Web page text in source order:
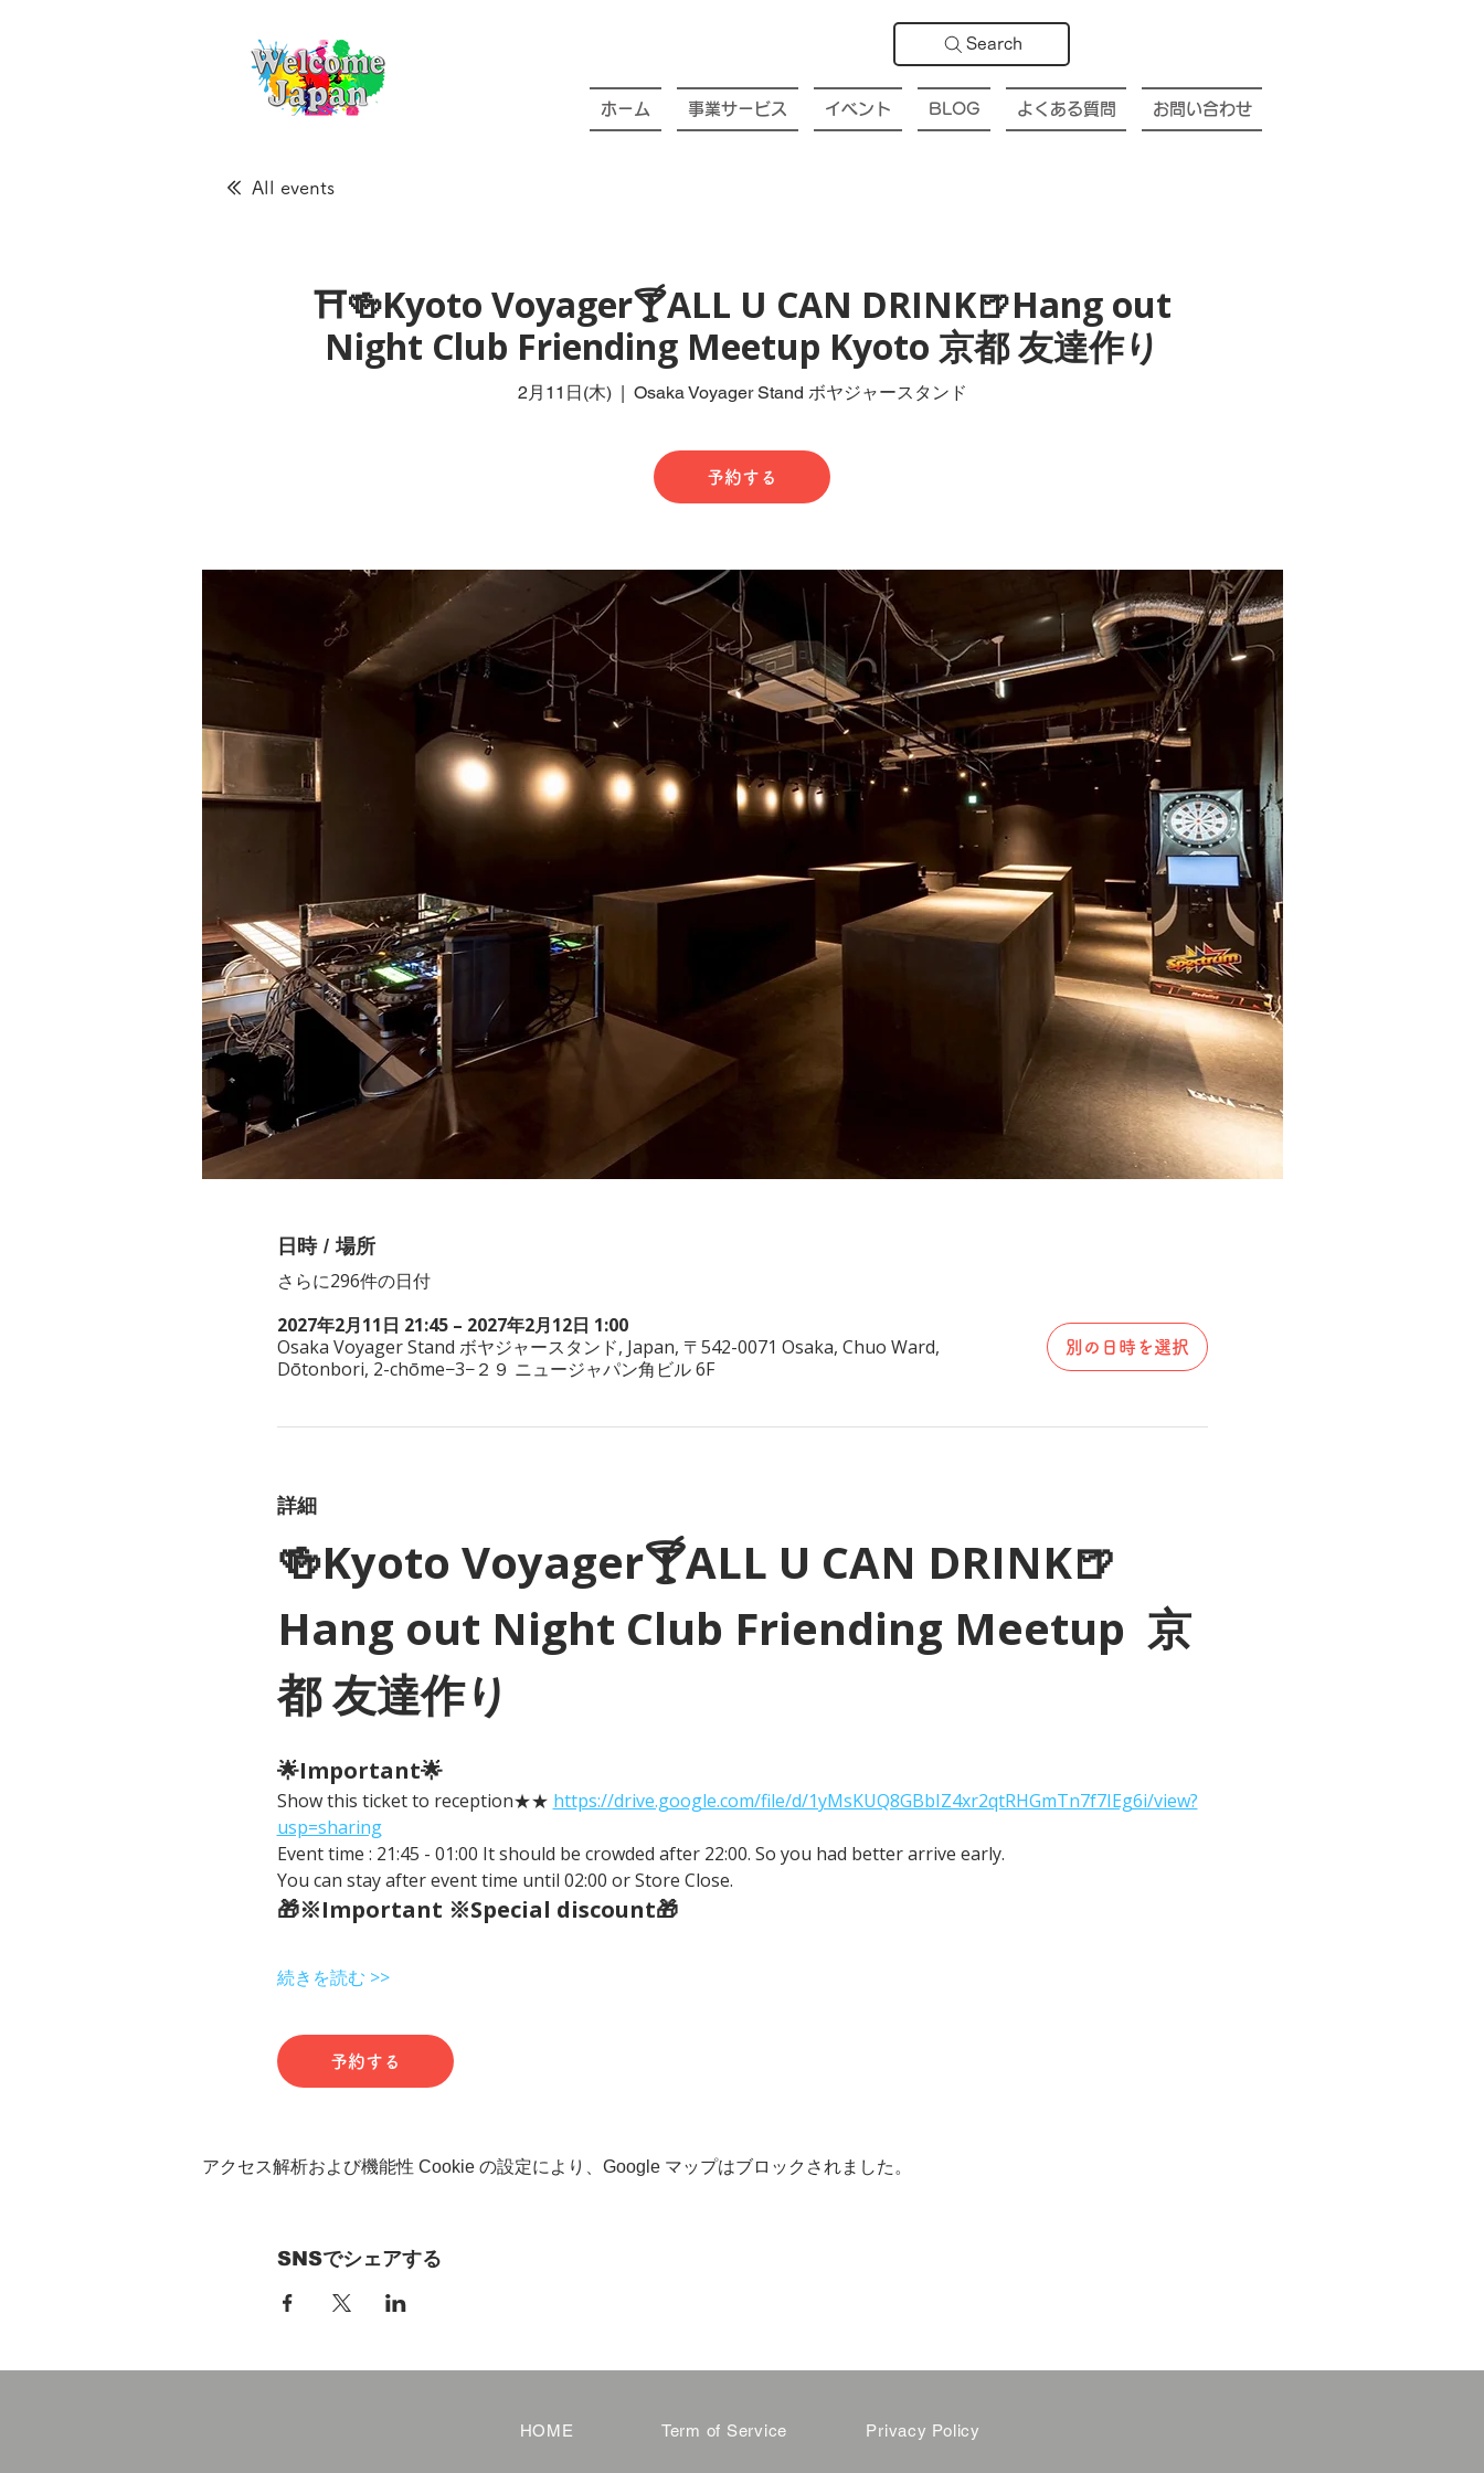
Search
ホーム 事業サービス イベント BLOG よくある質問 お問い合わせ
All events
⛩🍻Kyoto Voyager🍸ALL U CAN DRINK🍺Hang out
Night Club Friending Meetup Kyoto 京都 友達作り
2月11日(木)
  |
Osaka Voyager Stand ボヤジャースタンド
予約する
日時 / 場所
さらに296件の日付
2027年2月11日 21:45 – 2027年2月12日 1:00
Osaka Voyager Stand ボヤジャースタンド, Japan, 〒542-0071 Osaka, Chuo Ward,
Dōtonbori, 2-chōme−3−２９ ニュージャパン角ビル 6F
別の日時を選択
詳細
🍻Kyoto Voyager🍸ALL U CAN DRINK🍺
Hang out Night Club Friending Meetup  京
都 友達作り
🌟Important🌟
Show this ticket to reception★★ https://drive.google.com/file/d/1yMsKUQ8GBbIZ4xr2qtRHGmTn7f7IEg6i/view?
usp=sharing
Event time : 21:45 - 01:00 It should be crowded after 22:00. So you had better arrive early.
You can stay after event time until 02:00 or Store Close.
🎁※Important ※Special discount🎁
続きを読む >>
予約する
アクセス解析および機能性 Cookie の設定により、Google マップはブロックされました。
SNSでシェアする
HOME Term of Service Privacy Policy